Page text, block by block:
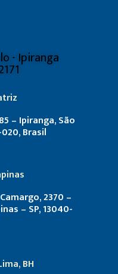
- Ipiranga
– Ipiranga, São
Brasil
2370 –
– SP, 13040-
BH